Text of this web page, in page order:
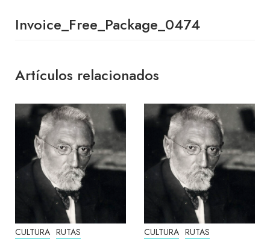
Invoice_Free_Package_0474
Artículos relacionados
CULTURA RUTAS CULTURA RUTAS